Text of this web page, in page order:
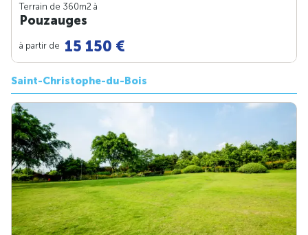
Terrain de 360m2 à
Pouzauges
à partir de 15 150 €
Saint-Christophe-du-Bois